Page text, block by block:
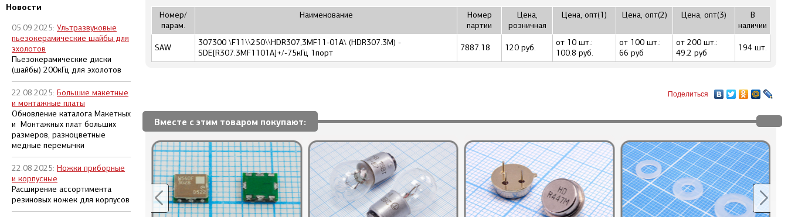
Новости
05.09.2025: Ультразвуковые
пьезокерамические шайбы для
эхолотов
Пьезокерамические диски
(шайбы) 200кГц для эхолотов
22.08.2025: Большие макетные
и монтажные платы
Обновление каталога Макетных
и Монтажных плат больших
размеров, разноцветные
медные перемычки
22.08.2025: Ножки приборные
и корпусные
Расширение ассортимента
резиновых ножек для корпусов
Номер/
парам.
Наименование
Номер
партии
Цена,
розничная
Цена, опт(1) Цена, опт(2) Цена, опт(3)
В
наличии
SAW
307300 \F11\\250\\HDR307,3MF11-01A\ (HDR307.3M) -
SDE[R307.3MF1101A]+/-75кГц 1порт
7887.18 120 руб.
от 10 шт.:
100.8 руб.
от 100 шт.:
66 руб
от 200 шт.:
49.2 руб
194 шт.
Поделиться
Вместе с этим товаром покупают: